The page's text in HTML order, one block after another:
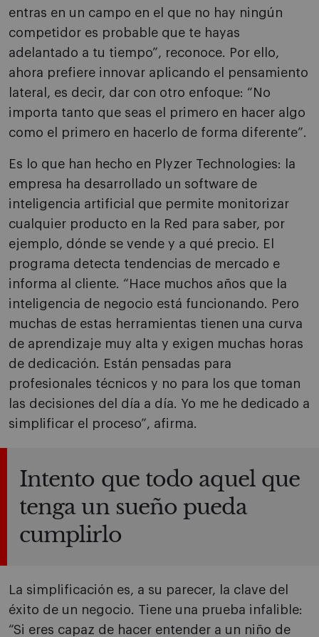
entras en un campo en el que no hay ningún
competidor es probable que te hayas
adelantado a tu tiempo”, reconoce. Por ello,
ahora prefiere innovar aplicando el pensamiento
lateral, es decir, dar con otro enfoque: “No
importa tanto que seas el primero en hacer algo
como el primero en hacerlo de forma diferente”.
Es lo que han hecho en Plyzer Technologies: la
empresa ha desarrollado un software de
inteligencia artificial que permite monitorizar
cualquier producto en la Red para saber, por
ejemplo, dónde se vende y a qué precio. El
programa detecta tendencias de mercado e
informa al cliente. “Hace muchos años que la
inteligencia de negocio está funcionando. Pero
muchas de estas herramientas tienen una curva
de aprendizaje muy alta y exigen muchas horas
de dedicación. Están pensadas para
profesionales técnicos y no para los que toman
las decisiones del día a día. Yo me he dedicado a
simplificar el proceso”, afirma.
Intento que todo aquel que
tenga un sueño pueda
cumplirlo
La simplificación es, a su parecer, la clave del
éxito de un negocio. Tiene una prueba infalible:
“Si eres capaz de hacer entender a un niño de